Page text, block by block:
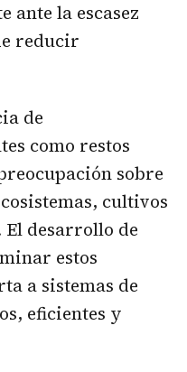
ante la escasez
reducir
de
como restos
sobre
cultivos
desarrollo de
estos
a sistemas de
eficientes y